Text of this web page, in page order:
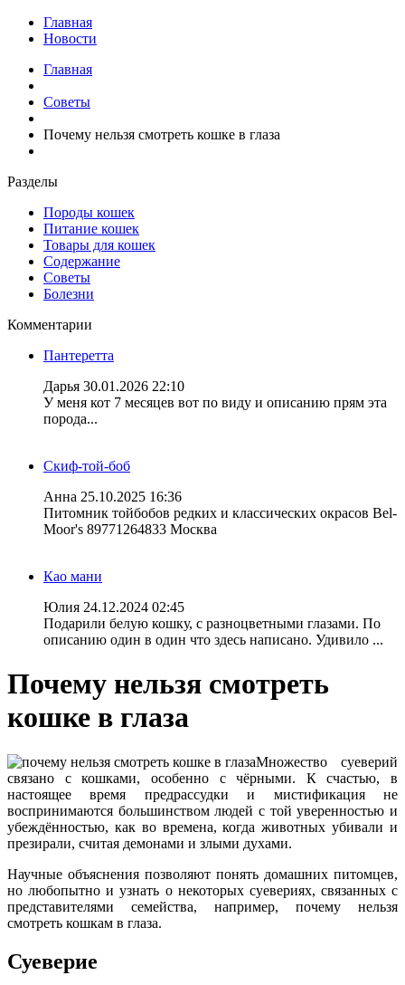
Главная
Новости
Главная
Советы
Почему нельзя смотреть кошке в глаза
Разделы
Породы кошек
Питание кошек
Товары для кошек
Содержание
Советы
Болезни
Комментарии
Пантеретта
Дарья 30.01.2026 22:10
У меня кот 7 месяцев вот по виду и описанию прям эта
порода...
Скиф-той-боб
Анна 25.10.2025 16:36
Питомник тойбобов редких и классических окрасов Bel-
Moor's 89771264833 Москва
Као мани
Юлия 24.12.2024 02:45
Подарили белую кошку, с разноцветными глазами. По
описанию один в один что здесь написано. Удивило ...
Почему нельзя смотреть
кошке в глаза
Множество суеверий
связано с кошками, особенно с чёрными. К счастью, в
настоящее время предрассудки и мистификация не
воспринимаются большинством людей с той уверенностью и
убеждённостью, как во времена, когда животных убивали и
презирали, считая демонами и злыми духами.
Научные объяснения позволяют понять домашних питомцев,
но любопытно и узнать о некоторых суевериях, связанных с
представителями семейства, например, почему нельзя
смотреть кошкам в глаза.
Суеверие